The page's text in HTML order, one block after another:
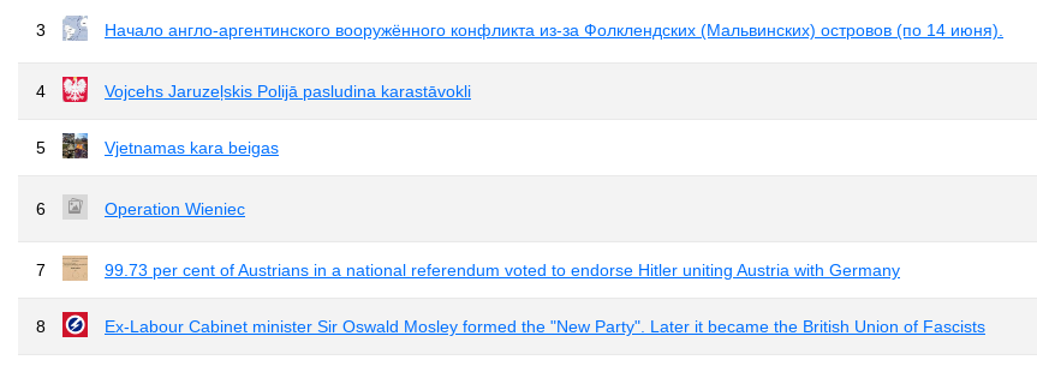
3 Начало англо-аргентинского вооружённого конфликта из-за Фолклендских (Мальвинских) островов (по 14 июня).
4 Vojcehs Jaruzeļskis Polijā pasludina karastāvokli
5 Vjetnamas kara beigas
6 Operation Wieniec
7 99.73 per cent of Austrians in a national referendum voted to endorse Hitler uniting Austria with Germany
8 Ex-Labour Cabinet minister Sir Oswald Mosley formed the "New Party". Later it became the British Union of Fascists